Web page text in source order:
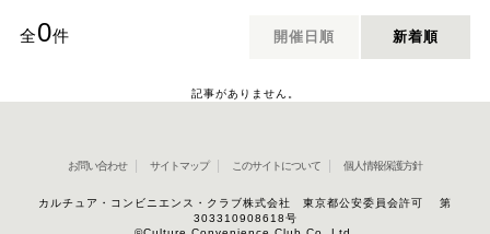
全0件 開催日順 新着順
記事がありません。
お問い合わせ サイトマップ このサイトについて 個人情報保護方針
カルチュア・コンビニエンス・クラブ株式会社 東京都公安委員会許可 第
303310908618号